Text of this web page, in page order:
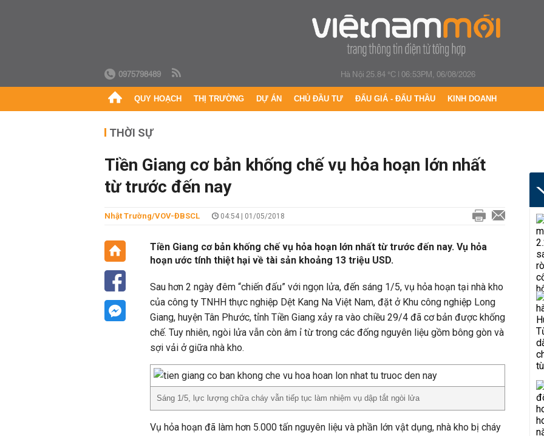
0975798489 Hà Nội 25.84 °C|06:53PM, 06/08/2026
QUY HOẠCH THỊ TRƯỜNG DỰ ÁN CHỦ ĐẦU TƯ ĐẤU GIÁ - ĐẤU THẦU KINH DOANH
THỜI SỰ
Tiền Giang cơ bản khống chế vụ hỏa hoạn lớn nhất
từ trước đến nay
Nhật Trường/VOV-ĐBSCL 04:54 | 01/05/2018
Tiền Giang cơ bản khống chế vụ hỏa hoạn lớn nhất từ trước đến nay. Vụ hỏa
hoạn ước tính thiệt hại về tài sản khoảng 13 triệu USD.
Sau hơn 2 ngày đêm “chiến đấu” với ngọn lửa, đến sáng 1/5, vụ hỏa hoạn tại nhà kho
của công ty TNHH thực nghiệp Dệt Kang Na Việt Nam, đặt ở Khu công nghiệp Long
Giang, huyện Tân Phước, tỉnh Tiền Giang xảy ra vào chiều 29/4 đã cơ bản được khống
chế. Tuy nhiên, ngòi lửa vẫn còn âm ỉ từ trong các đống nguyên liệu gồm bông gòn và
sợi vải ở giữa nhà kho.
Sáng 1/5, lực lượng chữa cháy vẫn tiếp tục làm nhiệm vụ dập tắt ngòi lửa
Vụ hỏa hoạn đã làm hơn 5.000 tấn nguyên liệu và phần lớn vật dụng, nhà kho bị cháy